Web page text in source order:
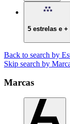
5 estrelas e +
Back to search by
Skip search by
Marcas